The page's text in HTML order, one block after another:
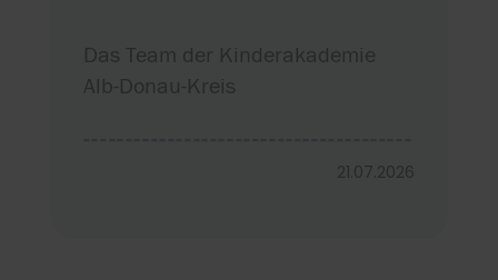
Das Team der Kinderakademie
Alb-Donau-Kreis
---------------------------------------
21.07.2026